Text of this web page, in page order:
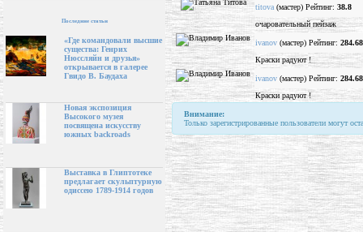
Последние статьи
«Где командовали высшие
существа: Генрих
Нюссляйн и друзья»
открывается в галерее
Гвидо В. Баудаха
Новая экспозиция
Высокого музея
посвящена искусству
южных backroads
Выставка в Глиптотеке
предлагает скульптурную
одиссею 1789-1914 годов
titova (мастер) Рейтинг: 38.8
очаровательный пейзаж
ivanov (мастер) Рейтинг: 284.68
Краски радуют !
ivanov (мастер) Рейтинг: 284.68
Краски радуют !
Внимание:
Только зарегистрированные пользователи могут